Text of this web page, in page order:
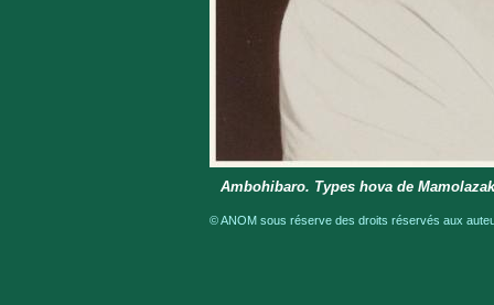
Ambohibaro. Types hova de
© ANOM sous réserve des droits réservés aux